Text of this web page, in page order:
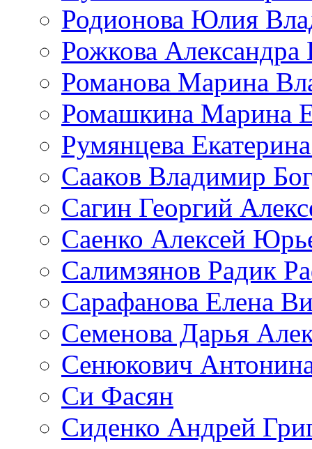
Родионова Юлия
Рожкова Александра
Романова Марина
Ромашкина Марина
Румянцева
Сааков Владимир
Сагин Георгий
Саенко Алексей
Салимзянов Радик
Сарафанова Елена
Семенова Дарья
Сенюкович
Си Фасян
Сиденко Андрей